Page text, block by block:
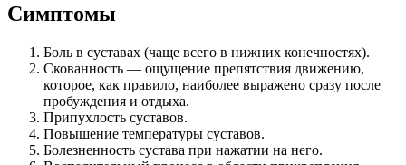
Симптомы
Боль в суставах (чаще всего в нижних конечностях).
Скованность — ощущение препятствия движению,
которое, как правило, наиболее выражено сразу после
пробуждения и отдыха.
Припухлость суставов.
Повышение температуры суставов.
Болезненность сустава при нажатии на него.